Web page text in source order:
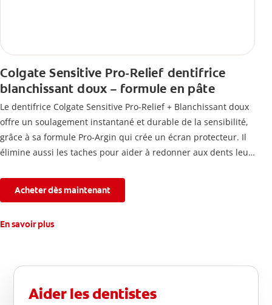
Colgate Sensitive Pro-Relief dentifrice
blanchissant doux – formule en pâte
Le dentifrice Colgate Sensitive Pro-Relief + Blanchissant doux
offre un soulagement instantané et durable de la sensibilité,
grâce à sa formule Pro-Argin qui crée un écran protecteur. Il
élimine aussi les taches pour aider à redonner aux dents leur
connaissez.
Acheter dès maintenant
En savoir plus
Aider les dentistes